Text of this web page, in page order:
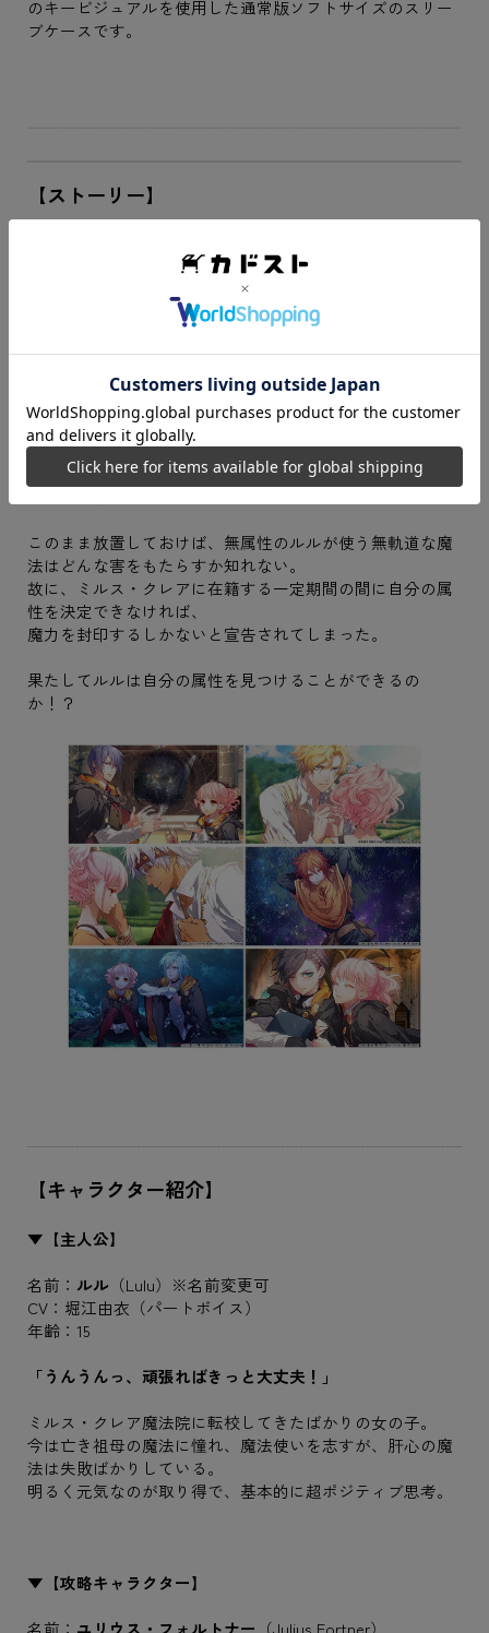
のキービジュアルを使用した通常版ソフトサイズのスリー
ブケースです。
【ストーリー】
失敗ばかりの魔法と、続出するトラブルに困った教師は、
母校に相談し、ルルは転校することに。
世界の魔法を管理する魔法都市ラティウムの中心にあるミ
ルス・クレア魔法院は全魔法士たちの憧れの学校。
期待に胸躍らせて門を潜ったルルだが、そこで告げられた
事実は衝撃的なものだった。
なんとルルには、魔法使いに本来あるべき「属性」がない
このまま放置しておけば、無属性のルルが使う無軌道な魔
法はどんな害をもたらすか知れない。
故に、ミルス・クレアに在籍する一定期間の間に自分の属
性を決定できなければ、
魔力を封印するしかないと宣告されてしまった。
果たしてルルは自分の属性を見つけることができるの
か！？
【キャラクター紹介】
▼【主人公】
名前： ルル （Lulu）※名前変更可
CV：堀江由衣（パートボイス）
年齢：15
「うんうんっ、頑張ればきっと大丈夫！」
ミルス・クレア魔法院に転校してきたばかりの女の子。
今は亡き祖母の魔法に憧れ、魔法使いを志すが、肝心の魔
法は失敗ばかりしている。
明るく元気なのが取り得で、基本的に超ポジティブ思考。
▼【攻略キャラクター】